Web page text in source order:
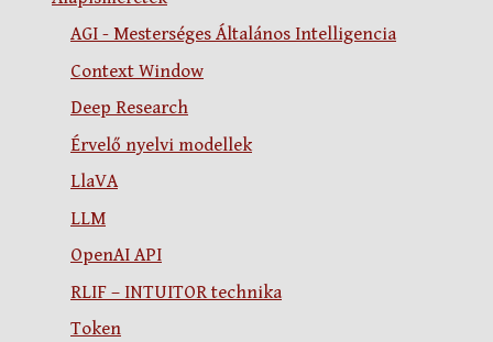
AGI - Mesterséges Általános Intelligencia
Context Window
Deep Research
Érvelő nyelvi modellek
LlaVA
LLM
OpenAI API
RLIF – INTUITOR technika
Token